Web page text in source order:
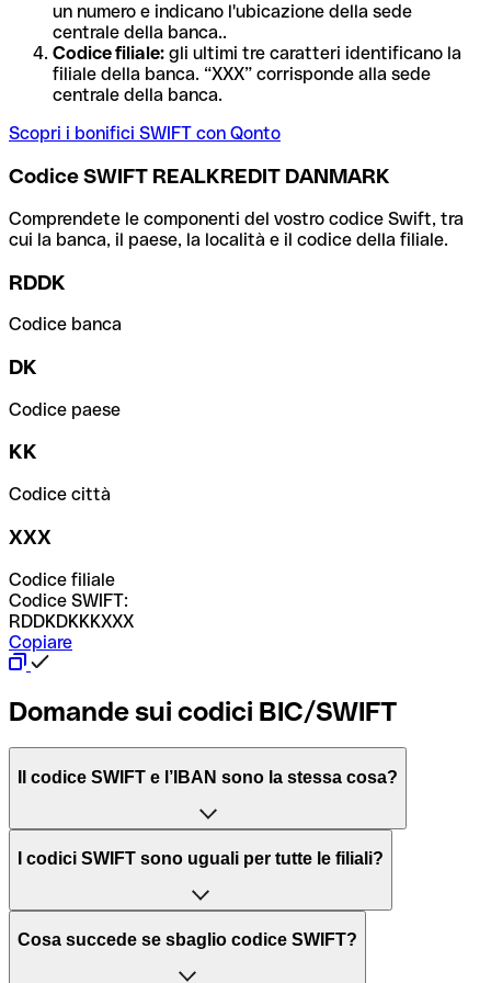
un numero e indicano l'ubicazione della sede
centrale della banca..
Codice filiale: gli ultimi tre caratteri identificano la
filiale della banca. “XXX” corrisponde alla sede
centrale della banca.
Scopri i bonifici SWIFT con Qonto
Codice SWIFT REALKREDIT DANMARK
Comprendete le componenti del vostro codice Swift, tra
cui la banca, il paese, la località e il codice della filiale.
RDDK
Codice banca
DK
Codice paese
KK
Codice città
XXX
Codice filiale
Codice SWIFT:
RDDKDKKKXXX
Copiare
Domande sui codici BIC/SWIFT
Il codice SWIFT e l’IBAN sono la stessa cosa?
L'acronimo SWIFT sta per “Society for Worldwide
per l’elaborazione dei pagamenti tra diversi Paesi.
Il BIC, invece, sta per “Bank Identifier Code” ed è una
I codici SWIFT sono uguali per tutte le filiali?
Dipende dalle banche. In alcuni casi le banche utilizzano
Cosa succede se sbaglio codice SWIFT?